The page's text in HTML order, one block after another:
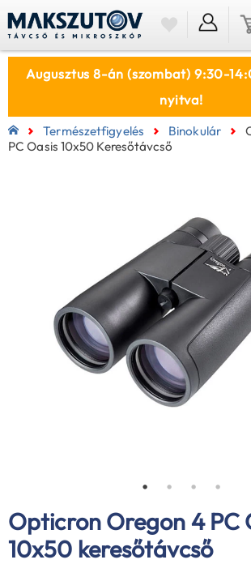
Augusztus 8-án (szombat) 9:30-
nyitva!
Természetfigyelés Binokulár
PC Oasis 10x50 Keresőtávcső
Opticron Oregon 4 PC
10x50 keresőtávcső